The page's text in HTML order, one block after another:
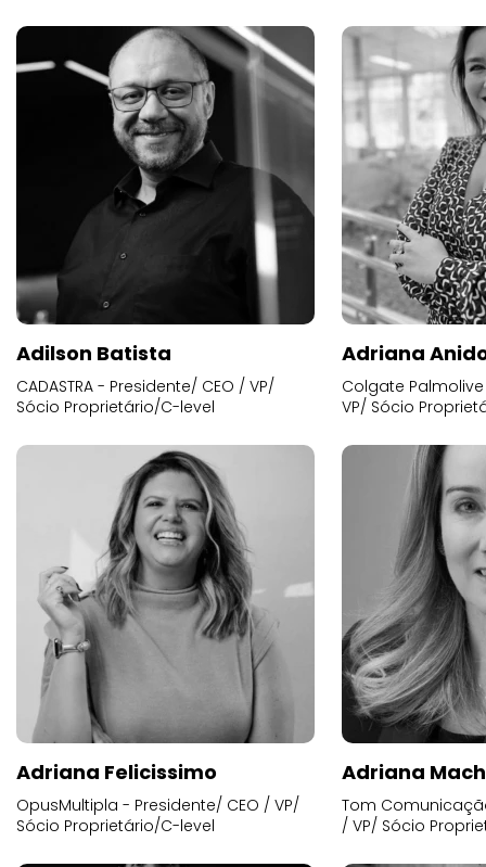
Adilson Batista
CADASTRA - Presidente/ CEO / VP/
Sócio Proprietário/C-level
Adriana
Colgate
VP/ Sócio
Adriana Felicissimo
OpusMultipla - Presidente/ CEO / VP/
Sócio Proprietário/C-level
Adriana
Tom
/ VP/ Sócio